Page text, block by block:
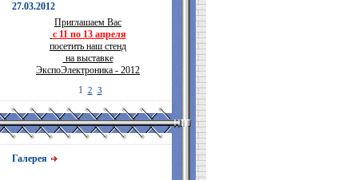
27.03.2012
Приглашаем Вас
с 11 по 13 апреля
посетить наш стенд
на выставке
ЭкспоЭлектроника - 2012
1 2 3
Галерея